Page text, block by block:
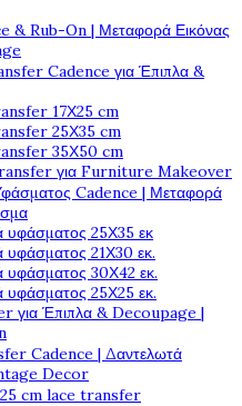
& Rub-On | Μεταφορά Εικόνας
Cadence για Έπιπλα &
17Χ25 cm
25Χ35 cm
35Χ50 cm
για Furniture Makeover
Cadence | Μεταφορά
υφάσματος 25Χ35 εκ
υφάσματος 21Χ30 εκ.
υφάσματος 30Χ42 εκ.
υφάσματος 25Χ25 εκ.
για Έπιπλα & Decoupage |
Cadence | Δαντελωτά
Decor
cm lace transfer